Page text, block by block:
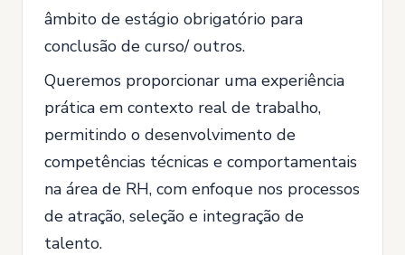
âmbito de estágio obrigatório para
conclusão de curso/ outros.
Queremos proporcionar uma experiência
prática em contexto real de trabalho,
permitindo o desenvolvimento de
competências técnicas e comportamentais
na área de RH, com enfoque nos processos
de atração, seleção e integração de
talento.